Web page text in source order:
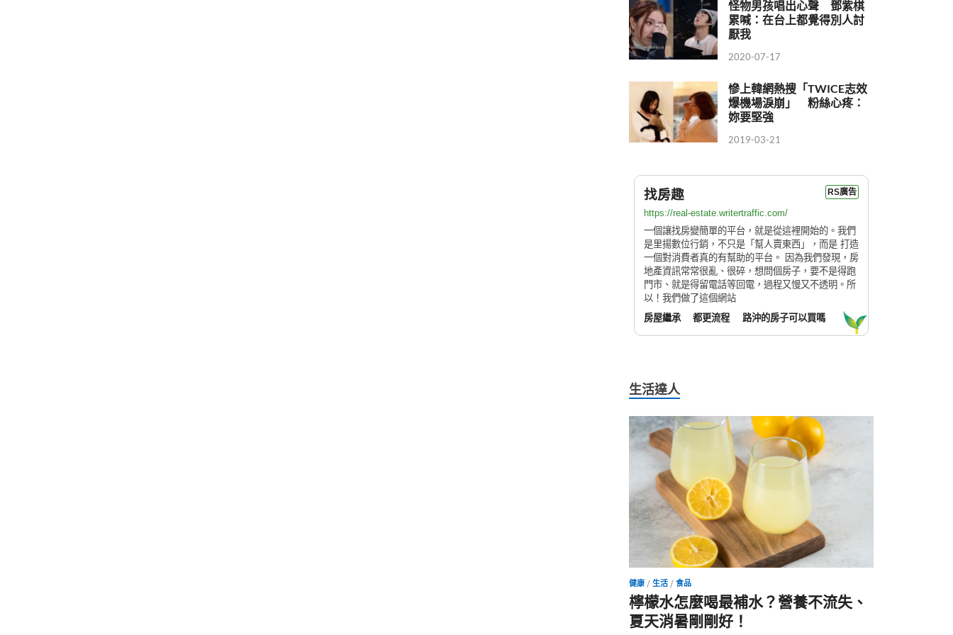
怪物男孩唱出心聲 鄧紫棋
累喊：在台上都覺得別人討
厭我
2020-07-17
慘上韓網熱搜「TWICE志效
爆機場淚崩」 粉絲心疼：
妳要堅強
2019-03-21
找房趣 RS廣告
https://real-estate.writertraffic.com/
一個讓找房變簡單的平台，就是從這裡開始的。我們
是里揚數位行銷，不只是「幫人賣東西」，而是 打造
一個對消費者真的有幫助的平台。 因為我們發現，房
地產資訊常常很亂、很碎，想問個房子，要不是得跑
門市、就是得留電話等回電，過程又慢又不透明。所
以！我們做了這個網站
房屋繼承
都更流程 路沖的房子可以買嗎
生活達人
健康 /生活 /食品
檸檬水怎麼喝最補水？營養不流失、
夏天消暑剛剛好！